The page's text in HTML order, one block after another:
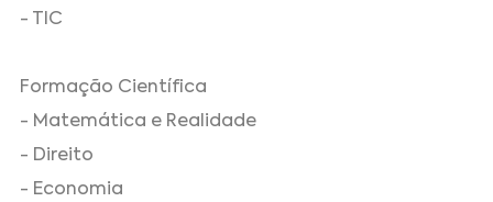
- TIC
Formação Científica
- Matemática e Realidade
- Direito
- Economia